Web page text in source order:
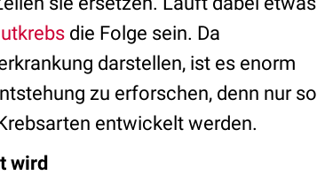
die Folge sein. Da
darstellen, ist es enorm
zu erforschen, denn nur so
entwickelt werden.
wird